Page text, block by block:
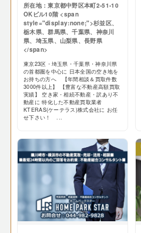
所在地：東京都中野区本町2-51-10
OKビル10階 <span
style="display:none;">杉並区、
栃木県、群馬県、千葉県、神奈川
県、埼玉県、山梨県、長野県
</span>
東京23区・埼玉県・千葉県・神奈川県
の首都圏を中心に 日本全国の空き地を
お持ちの方へ 【年間相談＆買取件数
3000件以上】 【豊富な不動産高額買取
実績】 空き家・相続不動産・訳あり不
動産に 特化した不動産買取業者
KTERAS(ケーテラス)株式会社に お任
せ下さい！ ...